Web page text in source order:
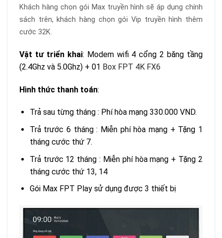
Khách hàng chọn gói Max truyền hình sẽ áp dụng chính
sách trên, khách hàng chọn gói Vip truyền hình thêm
cước 32K.
Vật tư triển khai: Modem wifi 4 cổng 2 băng tầng
(2.4Ghz và 5.0Ghz) + 01 Box FPT 4K FX6
Hình thức thanh toán:
Trả sau từng tháng : Phí hòa mạng 330.000 VND.
Trả trước 6 tháng : Miễn phí hòa mạng + Tặng 1
tháng cước thứ 7.
Trả trước 12 tháng : Miễn phí hòa mạng + Tặng 2
tháng cước thứ 13, 14
Gói Max FPT Play sử dụng được 3 thiết bị